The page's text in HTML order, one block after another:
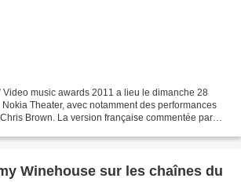
Video music awards 2011 a lieu le dimanche 28
Theater, avec notamment des performances
Brown. La version française commentée par
Winehouse sur les chaînes du